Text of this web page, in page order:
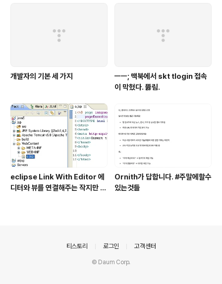
개발자의 기본 세 가지
ㅡㅡ; 맥북에서 skt tlogin 접속
이 막혔다. 뚫림.
eclipse Link With Editor 에
디터와 뷰를 연결해주는 작지만 큰
Ornith가 답합니다. #주말에할수
있는것들
티스토리 로그인 고객센터
© Daum Corp.